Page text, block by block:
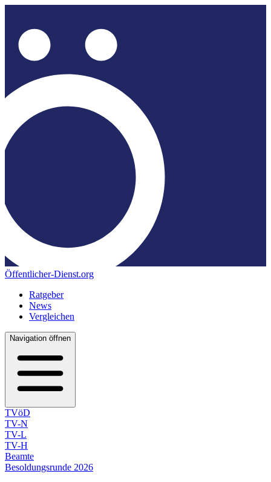
Öffentlicher-Dienst.org
Ratgeber
News
Vergleichen
Navigation öffnen
TVöD
TV-N
TV-L
TV-H
Beamte
Besoldungsrunde 2026